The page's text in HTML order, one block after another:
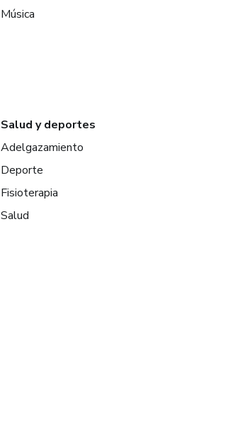
Música
Salud y deportes
Adelgazamiento
Deporte
Fisioterapia
Salud